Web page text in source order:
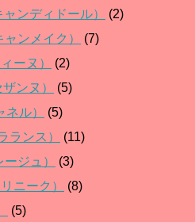
ンディドール）
(2)
ンメイク）
(7)
ーヌ）
(2)
ンヌ）
(5)
ル）
(5)
ランス）
(11)
ジュ）
(3)
ニーク）
(8)
(5)